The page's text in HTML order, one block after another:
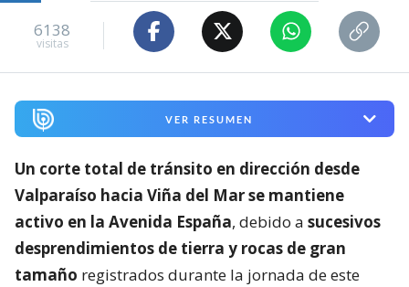
6138
visitas
VER RESUMEN
Un corte total de tránsito en dirección desde
Valparaíso hacia Viña del Mar se mantiene
activo en la Avenida España, debido a sucesivos
desprendimientos de tierra y rocas de gran
tamaño registrados durante la jornada de este